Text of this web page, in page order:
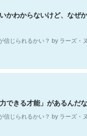
かわからないけど、なぜ
信じられるかい？ by ラーズ・ヌ
できる才能」があるんだな
信じられるかい？ by ラーズ・ヌ